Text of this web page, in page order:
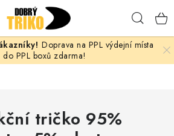
Doprava na PPL výdejní místa
do PPL boxů zdarma!
tričko 95%